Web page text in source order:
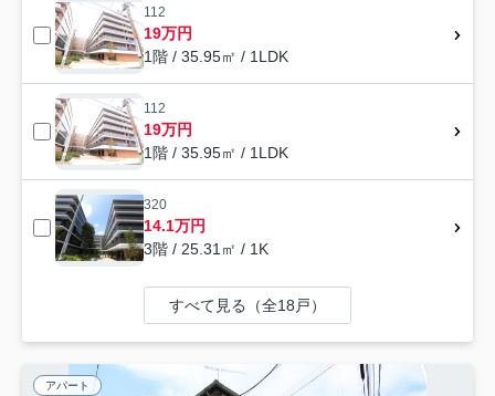
112
19万円
1階 / 35.95㎡ / 1LDK
112
19万円
1階 / 35.95㎡ / 1LDK
320
14.1万円
3階 / 25.31㎡ / 1K
すべて見る（全18戸）
アパート